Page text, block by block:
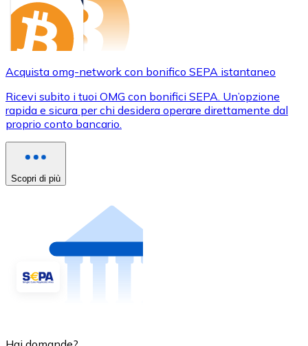
Acquista omg-network con bonifico SEPA istantaneo
Ricevi subito i tuoi OMG con bonifici SEPA. Un’opzione
rapida e sicura per chi desidera operare direttamente dal
proprio conto bancario.
Scopri di più